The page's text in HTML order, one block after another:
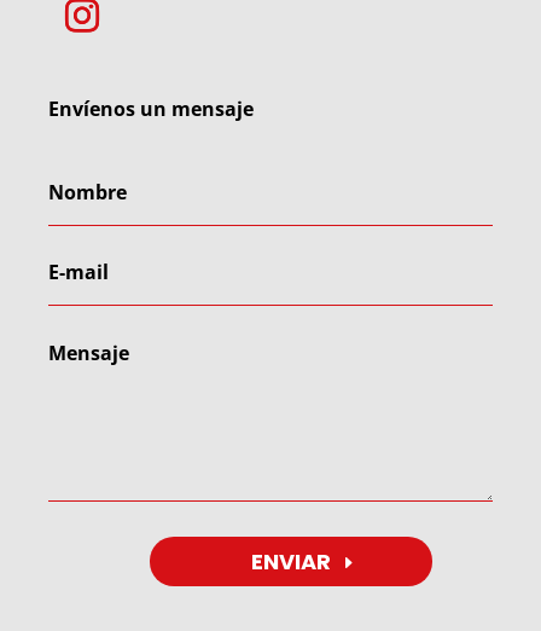
Envíenos un mensaje
ENVIAR